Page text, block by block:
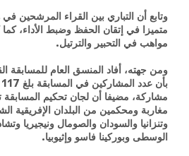
وتابع أن التباري بين القراء المرشحين
متميزا في إتقان الحفظ وضبط الأداء،
مواهب في التحبير والترتيل.
ومن جهته، أفاد المنسق العام للمسابقة
مشاركة، مضيفا أن لجان تحكيم
مغاربة ومحكمين من البلدان الإفريقية
وتنزانيا والسودان والصومال ونيجيريا
الوسطى وبوركينا فاسو وإثيوبيا.